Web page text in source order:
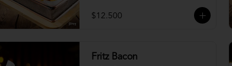
$12.500
Fritz Bacon